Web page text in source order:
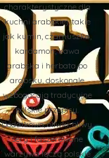
charakterystyczne dla
kuchni arabskiej, takie
jak kumin, czarnuszka,
kardamon, kawa
arabska i herbata po
arabsku, doskonale
wzbogacają tradycyjne
polskie przepisy.
Dodatkowo, oliwki, oliwy,
sery i faszerowane
warzywa łączą polskie